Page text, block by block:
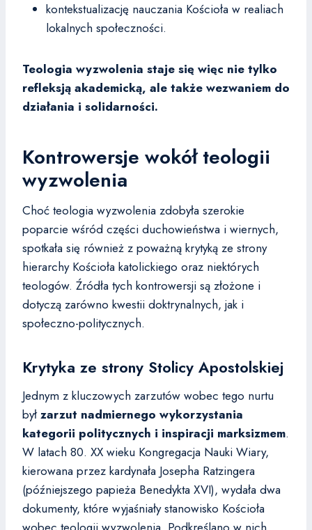
kontekstualizację nauczania Kościoła w realiach
lokalnych społeczności.
Teologia wyzwolenia staje się więc nie tylko
refleksją akademicką, ale także wezwaniem do
działania i solidarności.
Kontrowersje wokół teologii
wyzwolenia
Choć teologia wyzwolenia zdobyła szerokie
poparcie wśród części duchowieństwa i wiernych,
spotkała się również z poważną krytyką ze strony
hierarchy Kościoła katolickiego oraz niektórych
teologów. Źródła tych kontrowersji są złożone i
dotyczą zarówno kwestii doktrynalnych, jak i
społeczno-politycznych.
Krytyka ze strony Stolicy Apostolskiej
Jednym z kluczowych zarzutów wobec tego nurtu
byłzarzut nadmiernego wykorzystania
kategorii politycznych i inspiracji marksizmem.
W latach 80. XX wieku Kongregacja Nauki Wiary,
kierowana przez kardynała Josepha Ratzingera
(późniejszego papieża Benedykta XVI), wydała dwa
dokumenty, które wyjaśniały stanowisko Kościoła